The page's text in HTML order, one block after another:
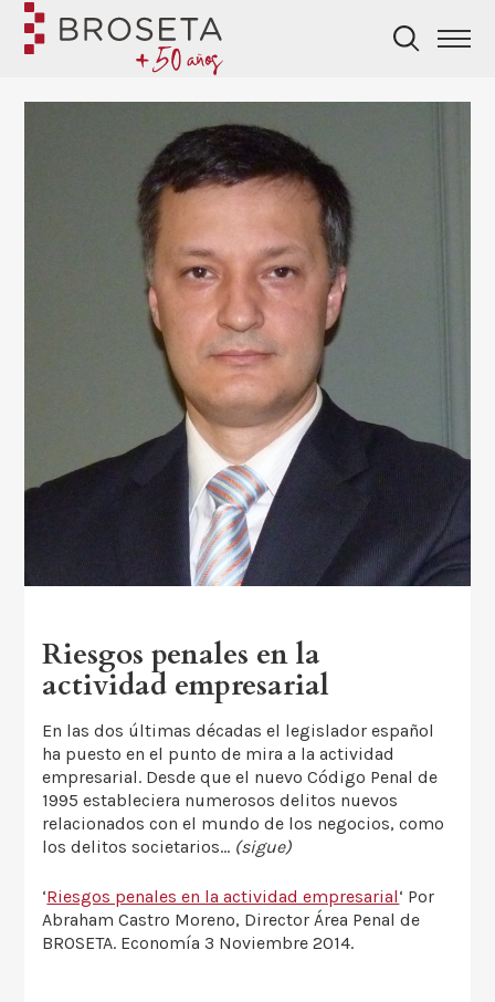
Riesgos penales en la
actividad empresarial
En las dos últimas décadas el legislador español
ha puesto en el punto de mira a la actividad
empresarial. Desde que el nuevo Código Penal de
1995 estableciera numerosos delitos nuevos
relacionados con el mundo de los negocios, como
los delitos societarios… (sigue)
‘Riesgos penales en la actividad empresarial‘ Por
Abraham Castro Moreno, Director Área Penal de
BROSETA. Economía 3 Noviembre 2014.